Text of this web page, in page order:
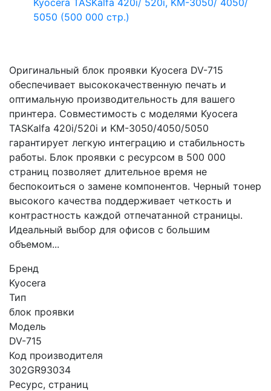
Оригинальный блок проявки Kyocera DV-715
обеспечивает высококачественную печать и
оптимальную производительность для вашего
принтера. Совместимость с моделями Kyocera
TASKalfa 420i/520i и KM-3050/4050/5050
гарантирует легкую интеграцию и стабильность
работы. Блок проявки с ресурсом в 500 000
страниц позволяет длительное время не
беспокоиться о замене компонентов. Черный тонер
высокого качества поддерживает четкость и
контрастность каждой отпечатанной страницы.
Идеальный выбор для офисов с большим
объемом...
Бренд
Kyocera
Тип
блок проявки
Модель
DV-715
Код производителя
302GR93034
Ресурс, страниц